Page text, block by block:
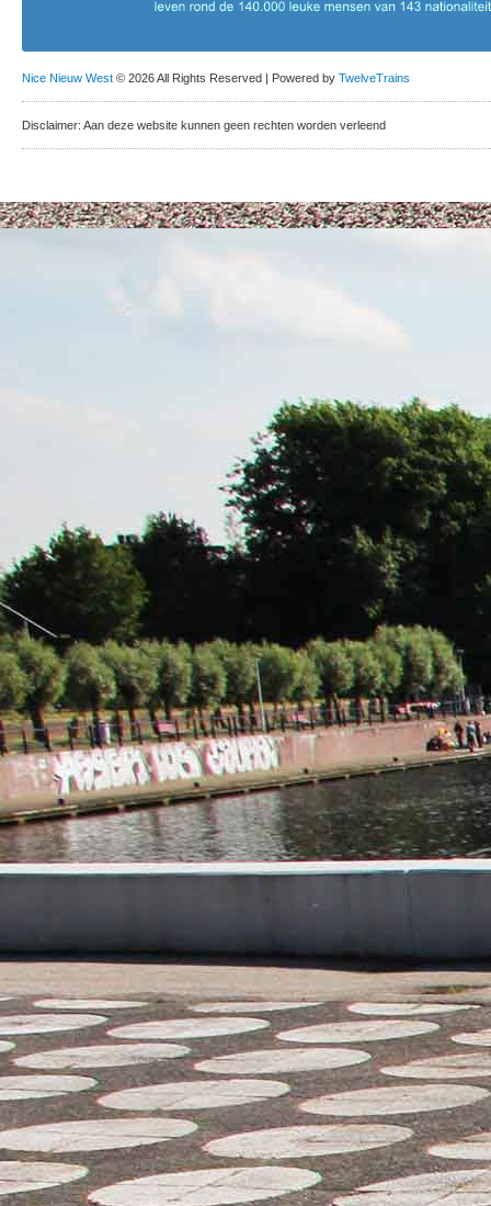
Nice Nieuw West © 2026 All Rights Reserved | Powered by TwelveTrains
Disclaimer: Aan deze website kunnen geen rechten worden verleend